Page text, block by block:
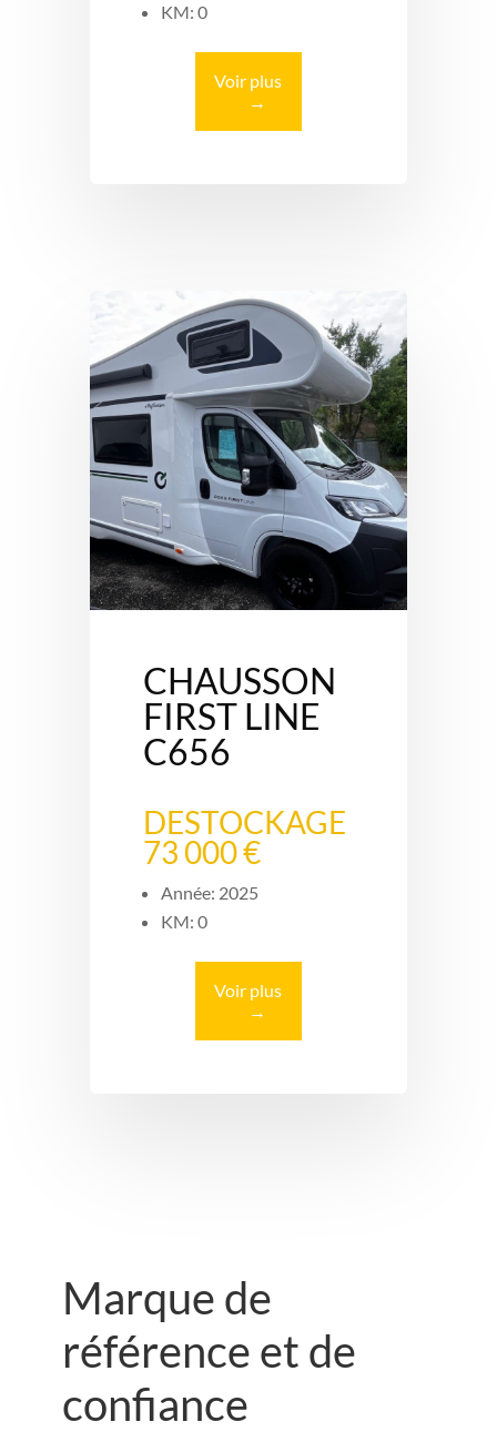
KM: 0
Voir plus
→
CHAUSSON
FIRST LINE
C656
DESTOCKAGE
73 000 €
Année: 2025
KM: 0
Voir plus
→
Marque de
référence et de
confiance